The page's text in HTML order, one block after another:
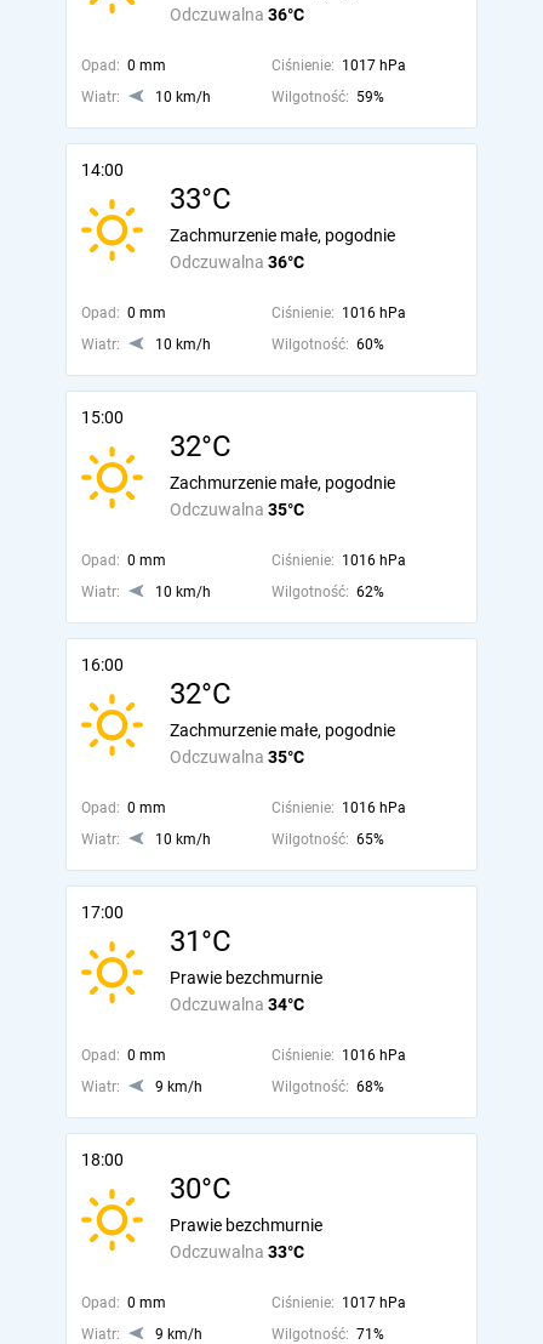
Odczuwalna 36°C
Opad: 0 mm Ciśnienie: 1017 hPa
Wiatr:
10 km/h Wilgotność: 59%
14:00
33°C
Odczuwalna 36°C
Zachmurzenie małe, pogodnie
Opad: 0 mm Ciśnienie: 1016 hPa
Wiatr:
10 km/h Wilgotność: 60%
15:00
32°C
Odczuwalna 35°C
Zachmurzenie małe, pogodnie
Opad: 0 mm Ciśnienie: 1016 hPa
Wiatr:
10 km/h Wilgotność: 62%
16:00
32°C
Odczuwalna 35°C
Zachmurzenie małe, pogodnie
Opad: 0 mm Ciśnienie: 1016 hPa
Wiatr:
10 km/h Wilgotność: 65%
17:00
31°C
Odczuwalna 34°C
Prawie bezchmurnie
Opad: 0 mm Ciśnienie: 1016 hPa
Wiatr:
9 km/h Wilgotność: 68%
18:00
30°C
Odczuwalna 33°C
Prawie bezchmurnie
Opad: 0 mm Ciśnienie: 1017 hPa
Wiatr:
9 km/h Wilgotność: 71%